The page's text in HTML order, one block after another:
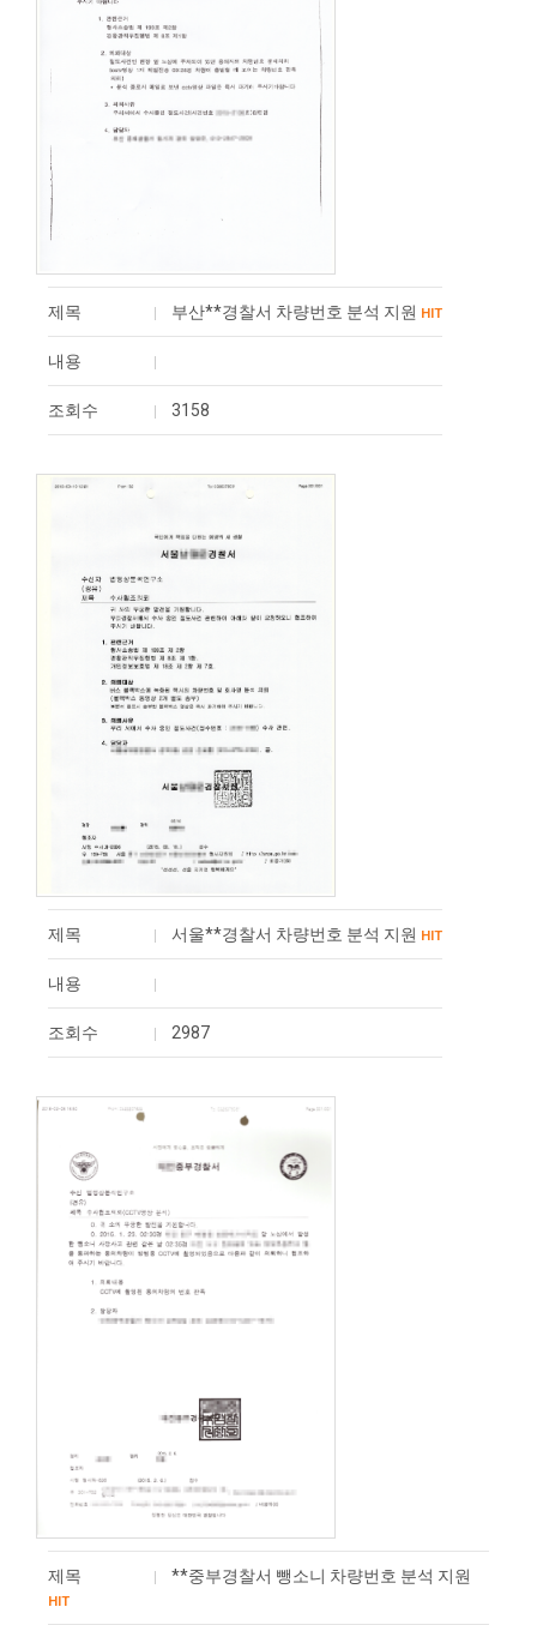
제목 부산**경찰서 차량번호 분석 지원 HIT
내용
조회수 3158
제목 서울**경찰서 차량번호 분석 지원 HIT
내용
조회수 2987
제목 **중부경찰서 뺑소니 차량번호 분석 지원
HIT